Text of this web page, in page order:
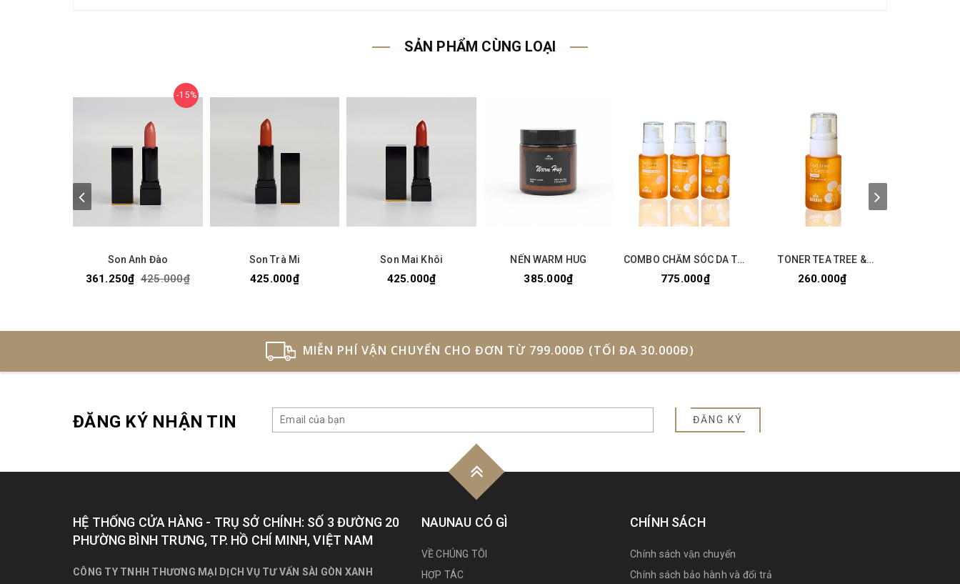
SẢN PHẨM CÙNG LOẠI
15%
Son Anh Đào
361.250₫ 425.000₫
Son Trà Mi
425.000₫
Son Mai Khôi
425.000₫
NẾN WARM HUG
385.000₫
COMBO CHĂM SÓC DA TỐI
GIẢN - TEA TREE &
CENTELLA
775.000₫
TONER TEA TREE &
CENTELLA 30ML
260.000₫
MIỄN PHÍ VẬN CHUYỂN CHO ĐƠN TỪ 799.000Đ (TỐI ĐA 30.000Đ)
ĐĂNG KÝ NHẬN TIN ĐĂNG KÝ
HỆ THỐNG CỬA HÀNG - TRỤ SỞ CHÍNH: SỐ 3 ĐƯỜNG 20
PHƯỜNG BÌNH TRƯNG, TP. HỒ CHÍ MINH, VIỆT NAM
CÔNG TY TNHH THƯƠNG MẠI DỊCH VỤ TƯ VẤN SÀI GÒN XANH
NAUNAU CÓ GÌ
VỀ CHÚNG TÔI
HỢP TÁC
CHÍNH SÁCH
Chính sách vận chuyển
Chính sách bảo hành và đổi trả